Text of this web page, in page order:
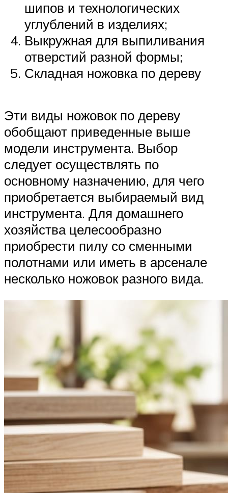
шипов и технологических
углублений в изделиях;
Выкружная для выпиливания
отверстий разной формы;
Складная ножовка по дереву
Эти виды ножовок по дереву
обобщают приведенные выше
модели инструмента. Выбор
следует осуществлять по
основному назначению, для чего
приобретается выбираемый вид
инструмента. Для домашнего
хозяйства целесообразно
приобрести пилу со сменными
полотнами или иметь в арсенале
несколько ножовок разного вида.